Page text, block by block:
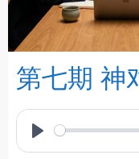
第七期 神
Play